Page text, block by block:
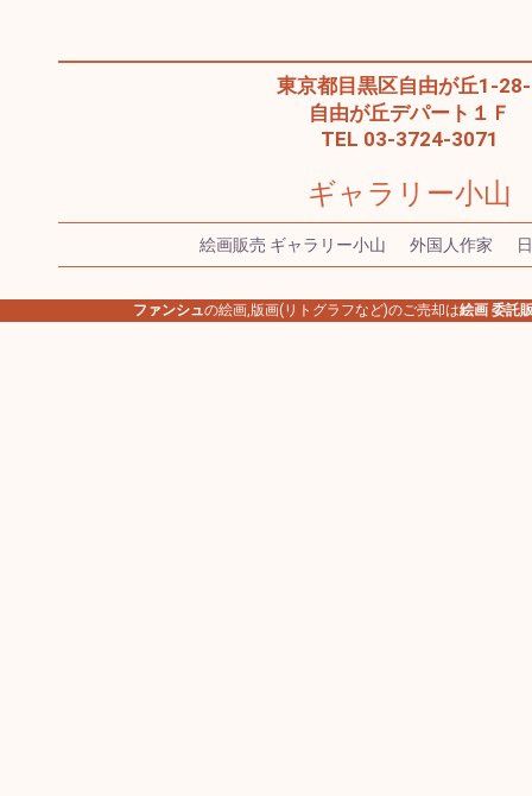
東京都目黒区自由が丘1-
自由が丘デパート１Ｆ
TEL 03-3724-3071
ギャラリー小山
絵画販売 ギャラリー小山 外国人作家
ファンシュの絵画,版画(リトグラフなど)のご売却は絵画 委託